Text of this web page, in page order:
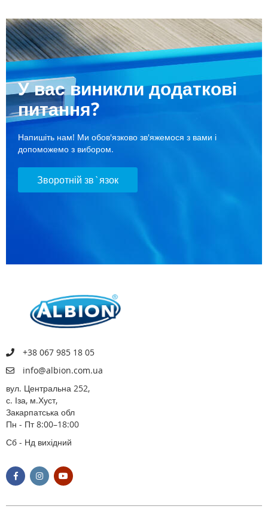
У вас виникли додаткові
питання?
Напишіть нам! Ми обов'язково зв'яжемося з вами і
допоможемо з вибором.
Зворотній зв`язок
+38 067 985 18 05
info@albion.com.ua
вул. Центральна 252,
с. Іза, м.Хуст,
Закарпатська обл
Пн - Пт 8:00–18:00
Сб - Нд вихідний